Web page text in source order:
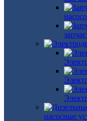
насосные